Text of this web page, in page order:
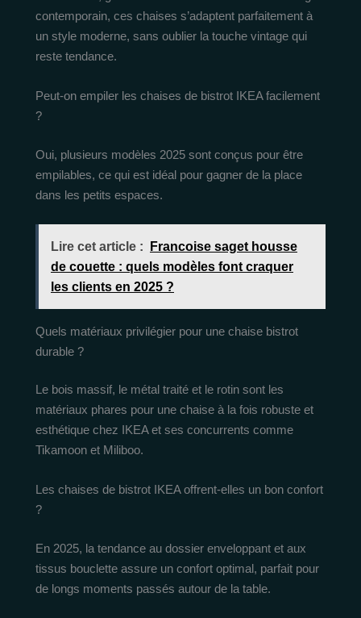
contemporain, ces chaises s’adaptent parfaitement à
un style moderne, sans oublier la touche vintage qui
reste tendance.
Peut-on empiler les chaises de bistrot IKEA facilement
?
Oui, plusieurs modèles 2025 sont conçus pour être
empilables, ce qui est idéal pour gagner de la place
dans les petits espaces.
Lire cet article :
Francoise saget housse
de couette : quels modèles font craquer
les clients en 2025 ?
Quels matériaux privilégier pour une chaise bistrot
durable ?
Le bois massif, le métal traité et le rotin sont les
matériaux phares pour une chaise à la fois robuste et
esthétique chez IKEA et ses concurrents comme
Tikamoon et Miliboo.
Les chaises de bistrot IKEA offrent-elles un bon confort
?
En 2025, la tendance au dossier enveloppant et aux
tissus bouclette assure un confort optimal, parfait pour
de longs moments passés autour de la table.